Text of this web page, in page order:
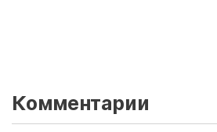
Комментарии